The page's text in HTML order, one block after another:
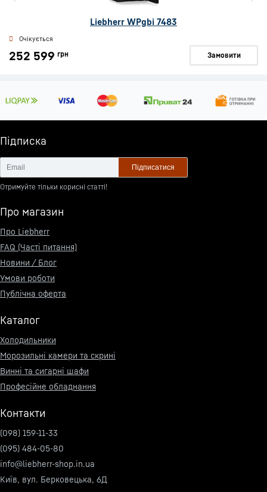
Liebherr WPgbi 7483
Очікується
252 599 грн Замовити
Підписка
Підписатися
Отримуйте тільки корисні статті!
Про магазин
Про Liebherr
FAQ (Часті питання)
Новини / Блог
Умови роботи
Публічна оферта
Каталог
Холодильники
Морозильні камери та скрині
Винні та сигарні шафи
Професійне обладнання
Контакти
(098) 159-11-33
(095) 484-05-80
info@liebherr-shop.in.ua
Київ, вул. Берковецька, 6Д